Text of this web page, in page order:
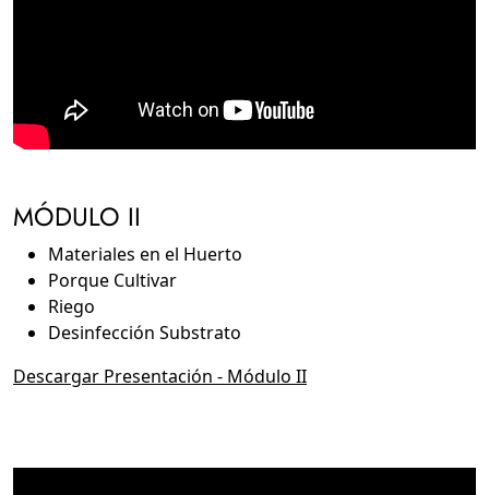
MÓDULO II
Materiales en el Huerto
Porque Cultivar
Riego
Desinfección Substrato
Descargar Presentación - Módulo II